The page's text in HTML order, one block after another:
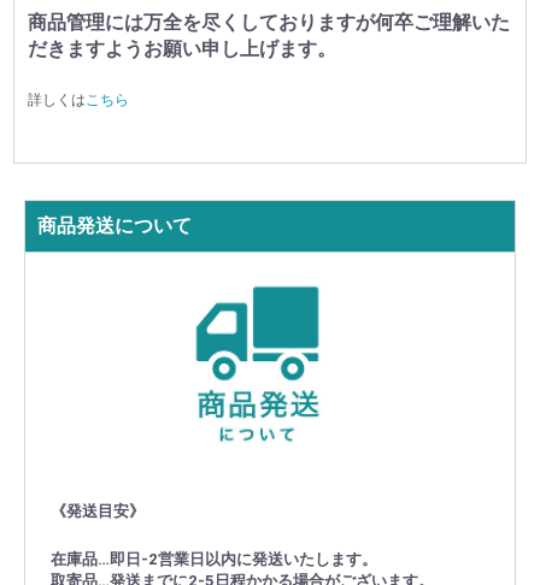
商品管理には万全を尽くしておりますが何卒ご理解いた
だきますようお願い申し上げます。
詳しくは こちら
商品発送について
《発送目安》
在庫品…即日-2営業日以内に発送いたします。
取寄品…発送までに2-5日程かかる場合がございます。